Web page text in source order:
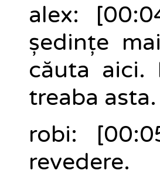
alex:
ședințe
căuta aici.
treaba
robi:
revedere.